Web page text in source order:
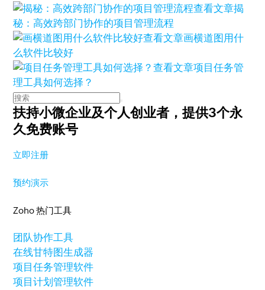
查看文章揭
秘：高效跨部门协作的项目管理流程
查看文章画横道图用什
么软件比较好
查看文章项目任务管
理工具如何选择？
扶持小微企业及个人创业者，提供3个永
久免费账号
立即注册
预约演示
Zoho 热门工具
团队协作工具
在线甘特图生成器
项目任务管理软件
项目计划管理软件